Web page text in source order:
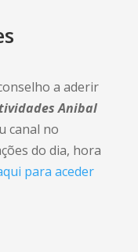
a aderir
Anibal
canal no
do dia, hora
para aceder